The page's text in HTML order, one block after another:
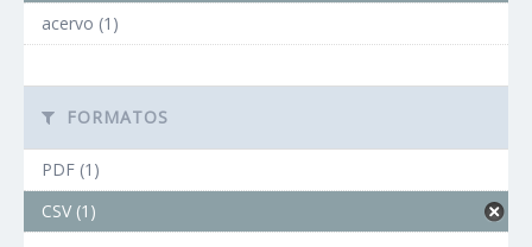
acervo (1)
FORMATOS
PDF (1)
CSV (1)